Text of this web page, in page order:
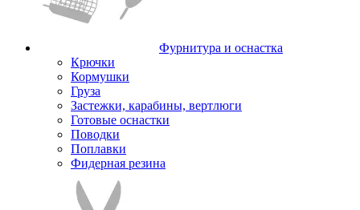
Фурнитура и оснастка
Крючки
Кормушки
Груза
Застежки, карабины, вертлюги
Готовые оснастки
Поводки
Поплавки
Фидерная резина